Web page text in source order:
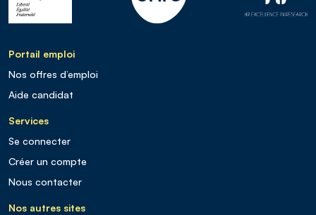
Portail emploi
Nos offres d’emploi
Aide candidat
Services
Se connecter
Créer un compte
Nous contacter
Nos autres sites